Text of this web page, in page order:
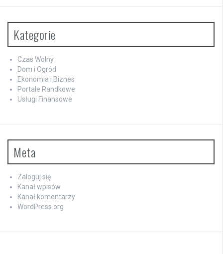
Kategorie
Czas Wolny
Dom i Ogród
Ekonomia i Biznes
Portale Randkowe
Usługi Finansowe
Meta
Zaloguj się
Kanał wpisów
Kanał komentarzy
WordPress.org